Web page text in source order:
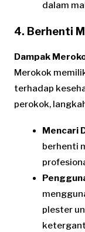
dalam
4. Berhenti
Dampak
Merokok
terhadap
perokok,
Mencari
berhenti
plester